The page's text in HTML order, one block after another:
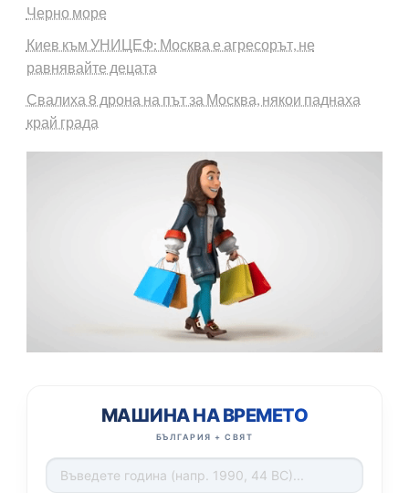
Черно море
Киев към УНИЦЕФ: Москва е агресорът, не
равнявайте децата
Свалиха 8 дрона на път за Москва, някои паднаха
край града
МАШИНА НА ВРЕМЕТО
БЪЛГАРИЯ + СВЯТ